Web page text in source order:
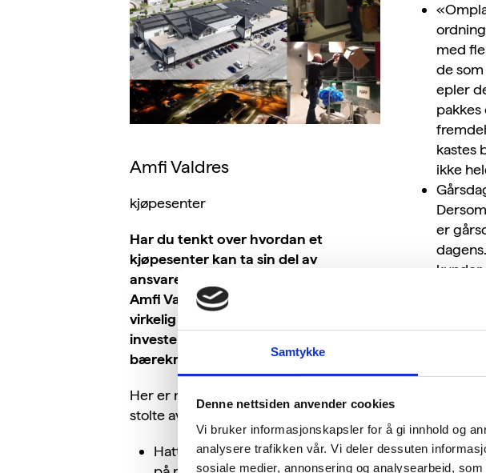
Samtykke
Denne nettsiden anvender cookies
Vi bruker informasjonskapsler for å gi innhold og
analysere trafikken vår. Vi deler dessuten
sosiale medier, annonsering og analysearbeid,
Amfi Valdres
kjøpesenter
Har du tenkt over hvordan et
kjøpesenter kan ta sin del av
ansvaret, og bli bedre på bærekraft?
Amfi Valdres på Leira i Valdres har
virkelig tatt grep, og blant annet
investert over syv millioner i
bærekraftstiltak de siste årene.
Her er noen av tiltakene de er mest
stolte av å ha gjennomført:
Hatt egen bruktbutikk med fokus
med
de
epler
pakkes
kastes
ikke
er
kunder.
Mat
blir
–Alle
Meny sine